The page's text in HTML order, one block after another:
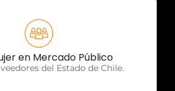
en Mercado Público
del Estado de Chile.
OTP Servicios